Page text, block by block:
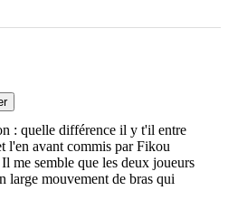
: quelle différence il y t'il entre
l'en avant commis par Fikou
me semble que les deux joueurs
large mouvement de bras qui